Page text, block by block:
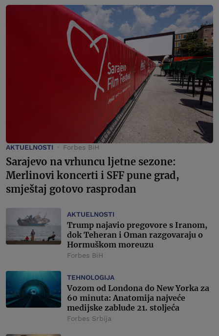
AKTUELNOSTI Forbes BiH
Sarajevo na vrhuncu ljetne sezone:
Merlinovi koncerti i SFF pune grad,
smještaj gotovo rasprodan
AKTUELNOSTI
Trump najavio pregovore s Iranom,
dok Teheran i Oman razgovaraju o
Hormuškom moreuzu
Forbes BiH
TEHNOLOGIJA
Vozom od Londona do New Yorka za
60 minuta: Anatomija najveće
medijske zablude 21. stoljeća
Forbes Srbija